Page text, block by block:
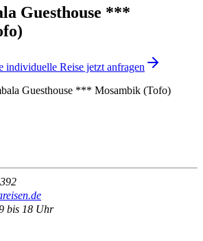
Guesthouse ***
individuelle Reise jetzt anfragen
Guesthouse *** Mosambik (Tofo)
bis 18 Uhr